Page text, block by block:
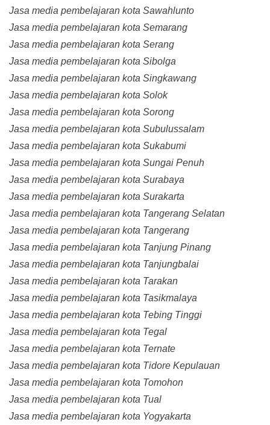
Jasa media pembelajaran kota Sawahlunto
Jasa media pembelajaran kota Semarang
Jasa media pembelajaran kota Serang
Jasa media pembelajaran kota Sibolga
Jasa media pembelajaran kota Singkawang
Jasa media pembelajaran kota Solok
Jasa media pembelajaran kota Sorong
Jasa media pembelajaran kota Subulussalam
Jasa media pembelajaran kota Sukabumi
Jasa media pembelajaran kota Sungai Penuh
Jasa media pembelajaran kota Surabaya
Jasa media pembelajaran kota Surakarta
Jasa media pembelajaran kota Tangerang Selatan
Jasa media pembelajaran kota Tangerang
Jasa media pembelajaran kota Tanjung Pinang
Jasa media pembelajaran kota Tanjungbalai
Jasa media pembelajaran kota Tarakan
Jasa media pembelajaran kota Tasikmalaya
Jasa media pembelajaran kota Tebing Tinggi
Jasa media pembelajaran kota Tegal
Jasa media pembelajaran kota Ternate
Jasa media pembelajaran kota Tidore Kepulauan
Jasa media pembelajaran kota Tomohon
Jasa media pembelajaran kota Tual
Jasa media pembelajaran kota Yogyakarta